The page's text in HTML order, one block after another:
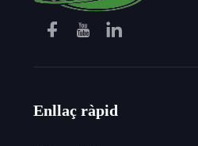
Enllaç ràpid